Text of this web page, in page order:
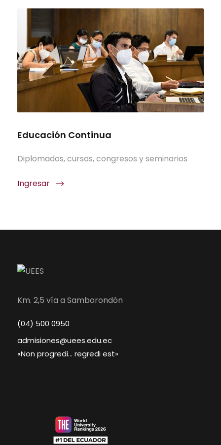
Educación Continua
Diplomados, cursos, congresos y seminarios
Ingresar
Km. 2,5 vía a Samborondón
(04) 500 0950
admisiones@uees.edu.ec
«Non progredi… regredi est»